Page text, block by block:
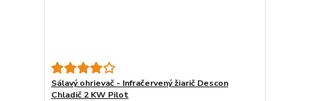
Sálavý ohrievač - Infračervený žiarič Descon
Chladič 2 KW Pilot